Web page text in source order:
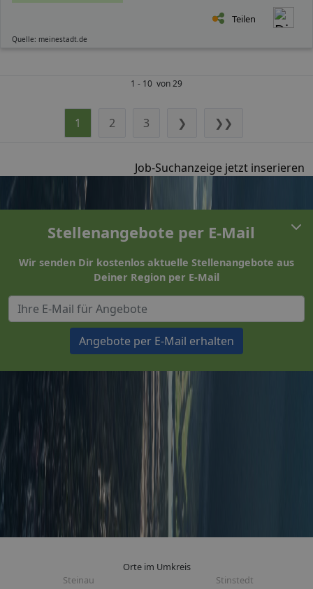
Teilen
Quelle: meinestadt.de
1 - 10 von 29
1 2 3 ❯ ❯❯
Job-Suchanzeige jetzt inserieren
Stellenangebote per E-Mail
Wir senden Dir kostenlos aktuelle Stellenangebote aus
Deiner Region per E-Mail
Angebote per E-Mail erhalten
Orte im Umkreis
Steinau
Stinstedt